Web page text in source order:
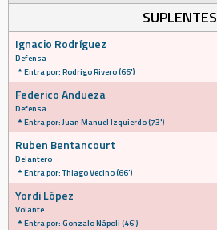
SUPLENTES
Ignacio Rodríguez
Defensa
Entra por: Rodrigo Rivero (66')
Federico Andueza
Defensa
Entra por: Juan Manuel Izquierdo (73')
Ruben Bentancourt
Delantero
Entra por: Thiago Vecino (66')
Yordi López
Volante
Entra por: Gonzalo Nápoli (46')